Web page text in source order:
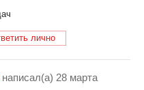
лично
написал(a) 28 марта